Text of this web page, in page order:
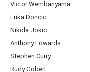
Victor Wembanyama
Luka Doncic
Nikola Jokic
Anthony Edwards
Stephen Curry
Rudy Gobert